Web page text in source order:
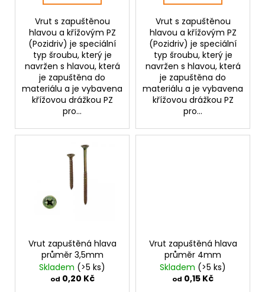
Vrut s zapuštěnou
hlavou a křížovým PZ
(Pozidriv) je speciální
typ šroubu, který je
navržen s hlavou, která
je zapuštěna do
materiálu a je vybavena
křížovou drážkou PZ
pro...
Vrut s zapuštěnou
hlavou a křížovým PZ
(Pozidriv) je speciální
typ šroubu, který je
navržen s hlavou, která
je zapuštěna do
materiálu a je vybavena
křížovou drážkou PZ
pro...
Vrut zapuštěná hlava
průměr 3,5mm
Skladem (>5 ks)
od 0,20 Kč
Vrut zapuštěná hlava
průměr 4mm
Skladem (>5 ks)
od 0,15 Kč